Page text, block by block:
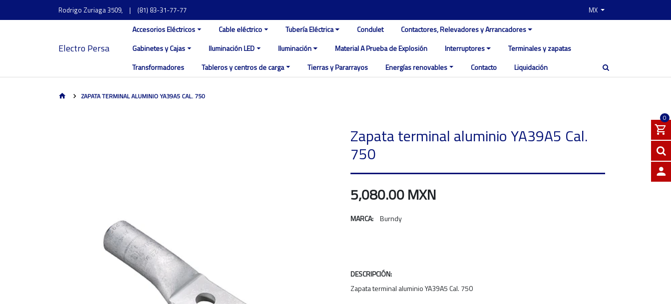
Rodrigo Zuriaga 3509, | (81) 83-31-77-77 MX
Electro Persa
Accesorios Eléctricos Cable eléctrico Tubería Eléctrica Condulet
Contactores, Relevadores y Arrancadores
Gabinetes y Cajas
Iluminación LED Iluminación Material A Prueba de Explosión Interruptores
Terminales y zapatas
Transformadores
Tableros y centros de carga Tierras y Pararrayos Energías renovables Contacto Liquidación
0
ZAPATA TERMINAL ALUMINIO YA39A5 CAL. 750
Zapata terminal aluminio YA39A5 Cal.
750
5,080.00 MXN
MARCA: Burndy
DESCRIPCIÓN:
Zapata terminal aluminio YA39A5 Cal. 750